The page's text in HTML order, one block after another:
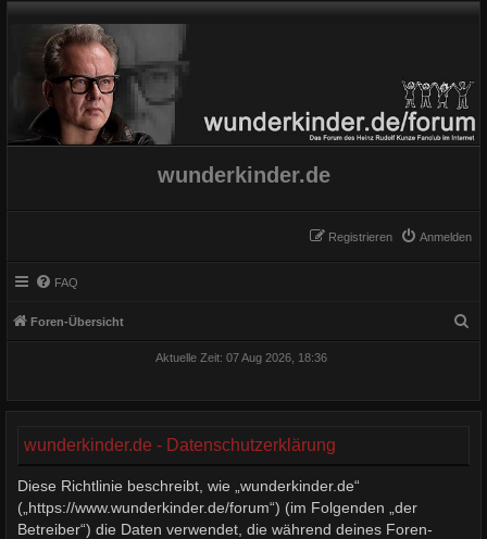
wunderkinder.de
Anmelden
Registrieren
FAQ
Foren-Übersicht
Aktuelle Zeit: 07 Aug 2026, 18:36
wunderkinder.de - Datenschutzerklärung
Diese Richtlinie beschreibt, wie „wunderkinder.de“
(„https://www.wunderkinder.de/forum“) (im Folgenden „der
Betreiber“) die Daten verwendet, die während deines Foren-